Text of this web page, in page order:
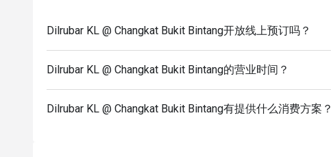
Dilrubar KL @ Changkat Bukit Bintang开放线上预订吗？
Dilrubar KL @ Changkat Bukit Bintang的营业时间？
Dilrubar KL @ Changkat Bukit Bintang有提供什么消费方案？